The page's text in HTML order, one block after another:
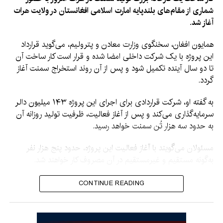
شماری از مقام‌های بلندپایه امارت اسلامی افغانستان در ولایت هرات
آغاز شد.
همایون افغان، سخنگوی وزارت معادن و پترولیم، می‌گوید قرارداد
این پروژه با یک شرکت داخلی امضا شده و قرار است کار ساخت آن
تا دو سال آینده تکمیل شود و پس از آن روند استخراج سمنت آغاز
گردد.
به گفته او، شرکت قراردادی برای اجرای این پروژه ۱۴۳ میلیون دالر
سرمایه‌گذاری می‌کند و پس از آغاز فعالیت، ظرفیت تولید روزانه آن
به حدود سه هزار تُن سمنت خواهد رسید.
مسئولان می‌گویند با آغاز فعالیت این پروژه، حدود پنج هزار نفر
در مراسم آغاز کار این پروژه، معاون اقتصادی و معاون اداری
ریاست‌الوزرا و شماری از وزیران کابینه امارت اسلامی نیز حضور
داشتند.
CONTINUE READING